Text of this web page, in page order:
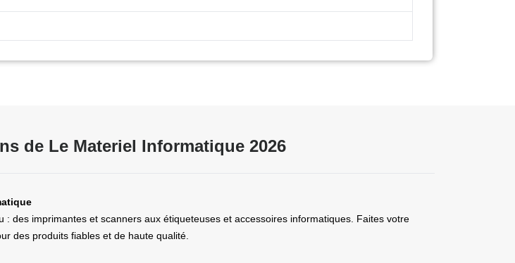
de Le Materiel Informatique 2026
des imprimantes et scanners aux étiqueteuses et accessoires informatiques. Faites votre
des produits fiables et de haute qualité.